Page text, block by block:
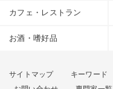
カフェ・レストラン
お酒・嗜好品
サイトマップ キーワード